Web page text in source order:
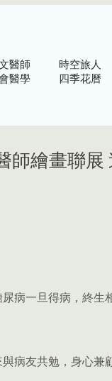
醫師
醫學
時空旅人
四季花曆
師繪畫聯展
病一旦得病，終生
病友共勉，身心兼